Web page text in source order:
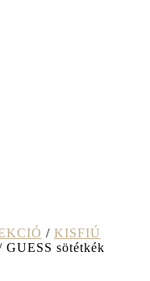
/ KISFIÚ
GUESS sötétkék